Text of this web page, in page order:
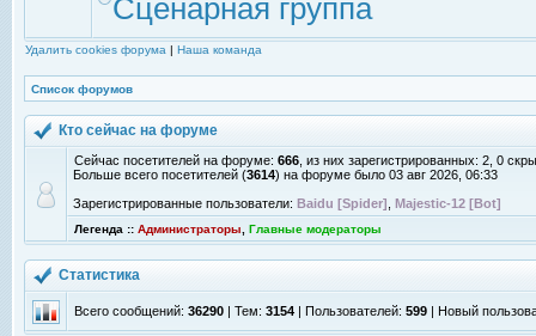
Сценарная группа
Удалить cookies форума | Наша команда
Список форумов
Кто сейчас на форуме
Сейчас посетителей на форуме: 666 , из них зарегистрированных: 2, 0
Больше всего посетителей (3614) на форуме было 03 авг 2026, 06:33
Зарегистрированные пользователи: Baidu [Spider] Majestic-12 [Bot]
Легенда :: Администраторы Главные модераторы
Статистика
Всего сообщений: 36290 | Тем: 3154 | Пользователей: 599 | Новый